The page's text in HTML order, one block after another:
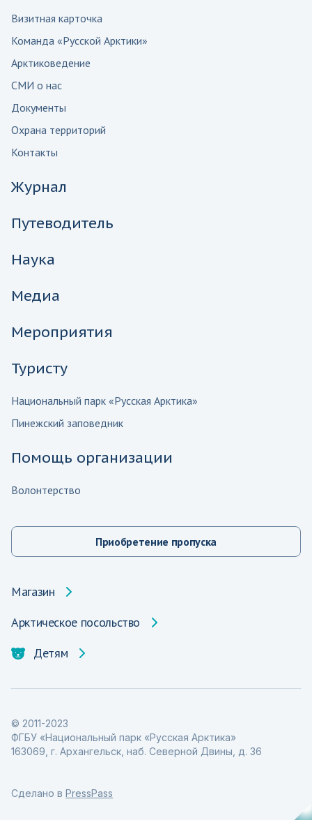
Визитная карточка
Команда «Русской Арктики»
Арктиковедение
СМИ о нас
Документы
Охрана территорий
Контакты
Журнал
Путеводитель
Наука
Медиа
Мероприятия
Туристу
Национальный парк «Русская Арктика»
Пинежский заповедник
Помощь организации
Волонтерство
Приобретение пропуска
Магазин
Арктическое посольство
Детям
© 2011-2023
ФГБУ «Национальный парк «Русская Арктика»
163069, г. Архангельск, наб. Северной Двины, д. 36
Сделано в PressPass